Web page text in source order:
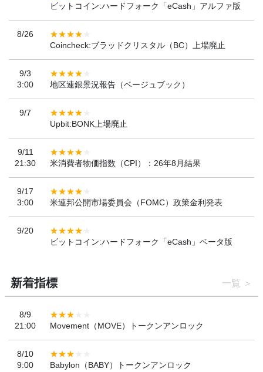
ビットコイン:ハードフォーク「eCash」アルファ版
8/26
Coincheck:ブラッドクリスタル（BC）上場廃止
9/3
3:00
地区連銀景況報告（ベージュブック）
9/7
Upbit:BONK上場廃止
9/11
21:30
米消費者物価指数（CPI）：26年8月結果
9/17
3:00
米連邦公開市場委員会（FOMC）政策金利発表
9/20
ビットコイン:ハードフォーク「eCash」ベータ版
新着指標 一覧
8/9
21:00
Movement（MOVE）トークンアンロック
8/10
9:00
Babylon（BABY）トークンアンロック